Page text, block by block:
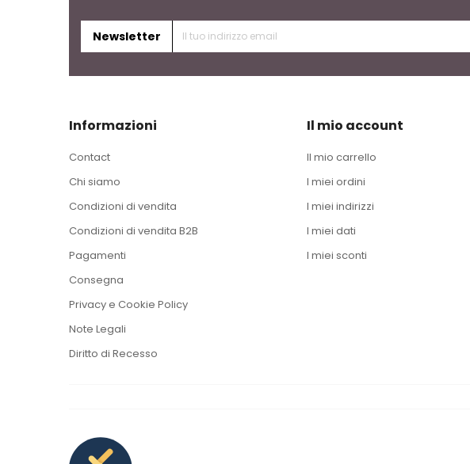
Newsletter
Informazioni
Contact
Chi siamo
Condizioni di vendita
Condizioni di vendita B2B
Pagamenti
Consegna
Privacy e Cookie Policy
Note Legali
Diritto di Recesso
Il mio account
Il mio carrello
I miei ordini
I miei indirizzi
I miei dati
I miei sconti